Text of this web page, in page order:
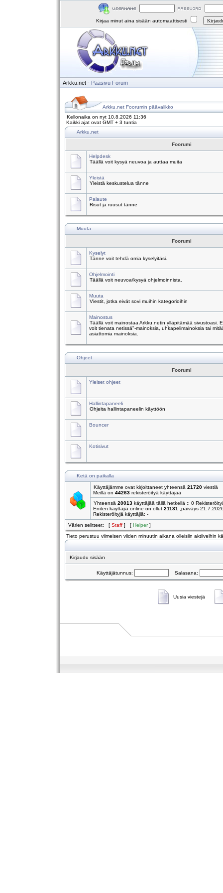
Kirjaa minut aina sisään automaattisesti
Arkku.net - Pääsivu Forum
Arkku.net Foorumin päävalikko
Kellonaika on nyt 10.8.2026 11:36
Kaikki ajat ovat GMT + 3 tuntia
Arkku.net
Foorumi
Helpdesk
Täällä voit kysyä neuvoa ja auttaa muita
Yleistä
Yleistä keskustelua tänne
Palaute
Risut ja ruusut tänne
Muuta
Foorumi
Kyselyt
Tänne voit tehdä omia kyselyitäsi.
Ohjelmointi
Täällä voit neuvoa/kysyä ohjelmoinnista.
Muuta
Viestit, jotka eivät sovi muihin kategorioihin
Mainostus
Täällä voit mainostaa Arkku.netin ylläpitämää sivustoasi.
voit tienata netissä"-mainoksia, uhkapelimainoksia tai
asiattomia mainoksia.
Ohjeet
Foorumi
Yleiset ohjeet
Hallintapaneeli
Ohjeita hallintapaneelin käyttöön
Bouncer
Kotisivut
Ketä on paikalla
Käyttäjämme ovat kirjoittaneet yhteensä 21720 viestiä
Meillä on 44263 rekisteröityä käyttäjää
Yhteensä 20013 käyttäjää tällä hetkellä :: 0
Eniten käyttäjiä online on ollut 21131
,päiväys
Rekisteröityjä käyttäjiä: -
Värien selitteet: [ Staff ] [ Helper]
Tieto perustuu viimeisen viiden minuutin aikana olleisiin aktiiveihin
Kirjaudu sisään
Käyttäjätunnus: Salasana:
Uusia viestejä